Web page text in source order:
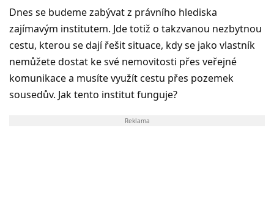
Dnes se budeme zabývat z právního hlediska
zajímavým institutem. Jde totiž o takzvanou nezbytnou
cestu, kterou se dají řešit situace, kdy se jako vlastník
nemůžete dostat ke své nemovitosti přes veřejné
komunikace a musíte využít cestu přes pozemek
sousedův. Jak tento institut funguje?
Reklama